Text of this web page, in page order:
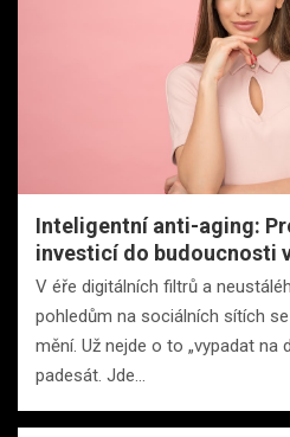
Inteligentní anti-aging:
investicí do budoucnosti
V éře digitálních filtrů a
pohledům na sociálních sítích
mění. Už nejde o to „vypadat na
padesát. Jde…